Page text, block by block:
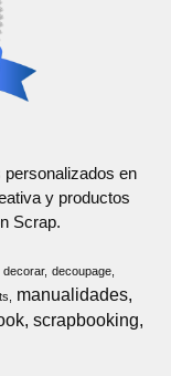
personalizados en
y productos
Scrap.
decorar
decoupage
manualidades
scrapbooking